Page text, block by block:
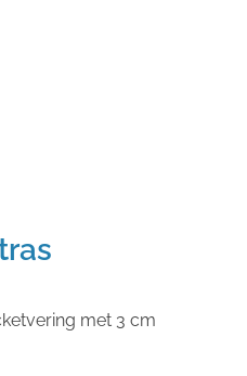
met 3 cm